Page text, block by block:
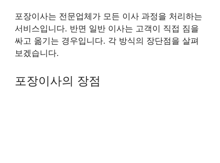
포장이사는 전문업체가 모든 이사 과정을 처리하는
서비스입니다. 반면 일반 이사는 고객이 직접 짐을
싸고 옮기는 경우입니다. 각 방식의 장단점을 살펴
보겠습니다.
포장이사의 장점